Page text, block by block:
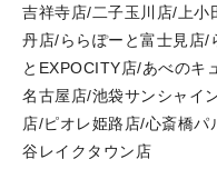
吉祥寺店/二子玉川店/上
丹店/ららぽーと富士見店/
とEXPOCITY店/あべのキ
名古屋店/池袋サンシャイ
店/ピオレ姫路店/心斎橋
谷レイクタウン店